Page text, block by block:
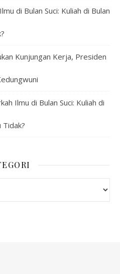
di Bulan Suci: Kuliah di Bulan
Kunjungan Kerja, Presiden
Ilmu di Bulan Suci: Kuliah di
Tidak?